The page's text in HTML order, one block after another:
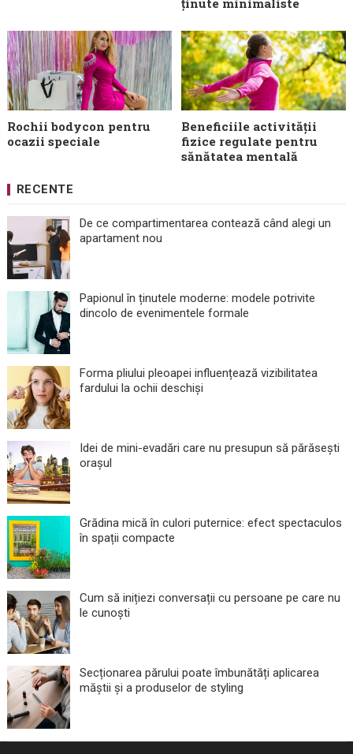
Rochii bodycon pentru
ocazii speciale
Beneficiile activității
fizice regulate pentru
sănătatea mentală
RECENTE
De ce compartimentarea contează când alegi un
apartament nou
Papionul în ținutele moderne: modele potrivite
dincolo de evenimentele formale
Forma pliului pleoapei influențează vizibilitatea
fardului la ochii deschiși
Idei de mini-evadări care nu presupun să părăsești
orașul
Grădina mică în culori puternice: efect spectaculos
în spații compacte
Cum să inițiezi conversații cu persoane pe care nu
le cunoști
Secționarea părului poate îmbunătăți aplicarea
măștii și a produselor de styling